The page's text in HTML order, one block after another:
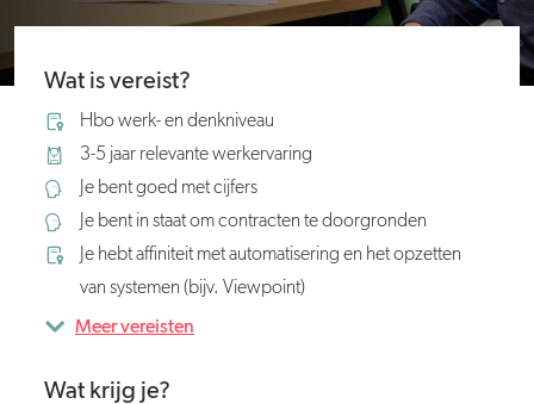
Wat is vereist?
Hbo werk- en denkniveau
3-5 jaar relevante werkervaring
Je bent goed met cijfers
Je bent in staat om contracten te doorgronden
Je hebt affiniteit met automatisering en het opzetten
van systemen (bijv. Viewpoint)
Meer vereisten
Wat krijg je?